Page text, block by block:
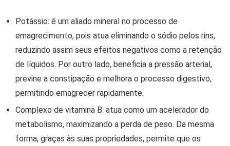
Potássio: é um aliado mineral no processo de
emagrecimento, pois atua eliminando o sódio pelos rins,
reduzindo assim seus efeitos negativos como a retenção
de líquidos. Por outro lado, beneficia a pressão arterial,
previne a constipação e melhora o processo digestivo,
permitindo emagrecer rapidamente.
Complexo de vitamina B: atua como um acelerador do
metabolismo, maximizando a perda de peso. Da mesma
forma, graças às suas propriedades, permite que os